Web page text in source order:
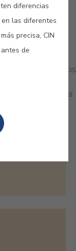
nuestros
la tuya y disfruta
diferencias
las diferentes
precisa, CIN
de